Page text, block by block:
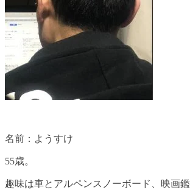
名前：ようすけ
55歳。
趣味は車とアルペンスノーボード、映画鑑